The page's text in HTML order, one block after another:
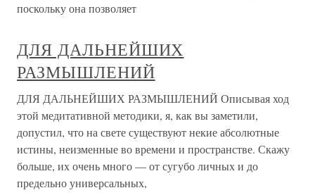
поскольку она позволяет
ДЛЯ ДАЛЬНЕЙШИХ
РАЗМЫШЛЕНИЙ
ДЛЯ ДАЛЬНЕЙШИХ РАЗМЫШЛЕНИЙ Описывая ход
этой медитативной методики, я, как вы заметили,
допустил, что на свете существуют некие абсолютные
истины, неизменные во времени и пространстве. Скажу
больше, их очень много — от сугубо личных и до
предельно универсальных,